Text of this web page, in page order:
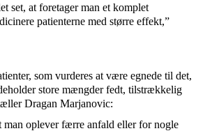
set, at foretager man et komplet
patienterne med større effekt,”
som vurderes at være egnede til det,
store mængder fedt, tilstrækkelig
Dragan Marjanovic:
oplever færre anfald eller for nogle